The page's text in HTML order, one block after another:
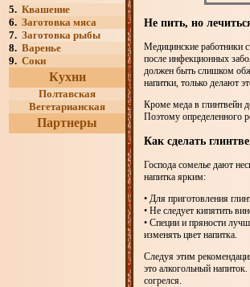
5. Квашение
6. Заготовка мяса
7. Заготовка рыбы
8. Варенье
9. Соки
Кухни
Полтавская
Вегетарианская
Партнеры
Не пить, но
Медицинские работники
после инфекционных
должен быть слишком
напитки, только делают
Кроме меда в глинтвейн
Поэтому определенного
Как сделать
Господа сомелье дают
напитка ярким:
• Для приготовления
• Не следует кипятить
• Специи и пряности
изменять цвет напитка.
Следуя этим
это алкогольный
согрелся.